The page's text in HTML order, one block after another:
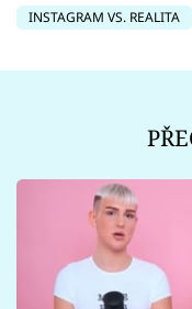
INSTAGRAM VS. REALITA